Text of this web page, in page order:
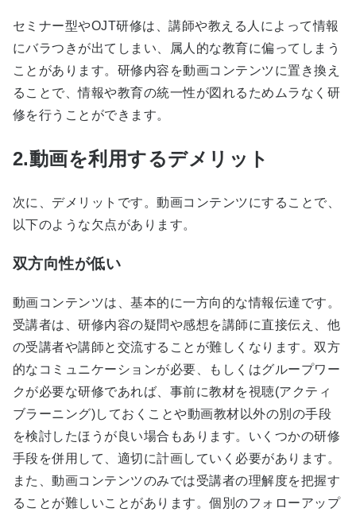
セミナー型やOJT研修は、講師や教える人によって情報
にバラつきが出てしまい、属人的な教育に偏ってしまう
ことがあります。研修内容を動画コンテンツに置き換え
ることで、情報や教育の統一性が図れるためムラなく研
修を行うことができます。
2.動画を利用するデメリット
次に、デメリットです。動画コンテンツにすることで、
以下のような欠点があります。
双方向性が低い
動画コンテンツは、基本的に一方向的な情報伝達です。
受講者は、研修内容の疑問や感想を講師に直接伝え、他
の受講者や講師と交流することが難しくなります。双方
的なコミュニケーションが必要、もしくはグループワー
クが必要な研修であれば、事前に教材を視聴(アクティ
ブラーニング)しておくことや動画教材以外の別の手段
を検討したほうが良い場合もあります。いくつかの研修
手段を併用して、適切に計画していく必要があります。
また、動画コンテンツのみでは受講者の理解度を把握す
ることが難しいことがあります。個別のフォローアップ